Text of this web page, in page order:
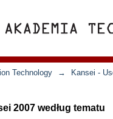
Technology → Kansei -
2007 według tematu